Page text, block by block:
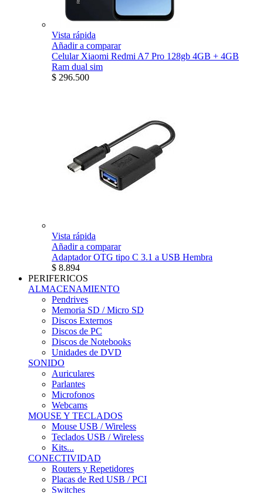
Vista rápida
Añadir a comparar
Celular Xiaomi Redmi A7 Pro 128gb 4GB + 4GB
Ram dual sim
$ 296.500
Vista rápida
Añadir a comparar
Adaptador OTG tipo C 3.1 a USB Hembra
$ 8.894
PERIFERICOS
ALMACENAMIENTO
Pendrives
Memoria SD / Micro SD
Discos Externos
Discos de PC
Discos de Notebooks
Unidades de DVD
SONIDO
Auriculares
Parlantes
Microfonos
Webcams
MOUSE Y TECLADOS
Mouse USB / Wireless
Teclados USB / Wireless
Kits...
CONECTIVIDAD
Routers y Repetidores
Placas de Red USB / PCI
Switches